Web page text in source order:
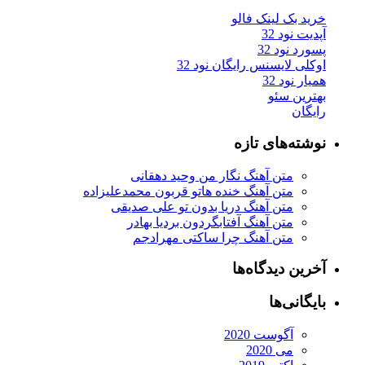
خرید بک لینک فالو
آپدیت نود 32
پسورد نود 32
اوکلی لایسنس رایگان نود 32
همیار نود 32
بهترین سئو
رایگان
نوشته‌های تازه
متن آهنگ نگار من وحید دهقانی
متن آهنگ خنده هاتو قربون محمدعلیزاده
متن آهنگ دریا بدون تو علی صدیقی
متن آهنگ آفتابگردون بردیا بهادر
متن آهنگ چرا ساکتی مهرادجم
آخرین دیدگاه‌ها
بایگانی‌ها
آگوست 2020
می 2020